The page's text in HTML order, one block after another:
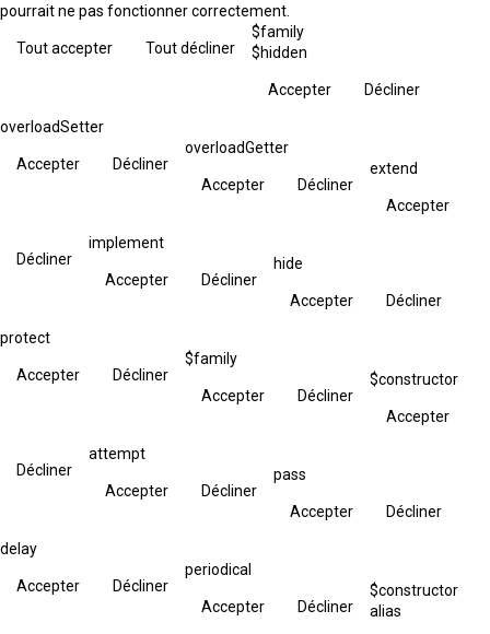
pourrait ne pas fonctionner correctement.
Tout accepter Tout décliner
$family
$hidden
Accepter Décliner
overloadSetter
Accepter Décliner
overloadGetter
Accepter Décliner
extend
Accepter
Décliner
implement
Accepter Décliner
hide
Accepter Décliner
protect
Accepter Décliner
$family
Accepter Décliner
$constructor
Accepter
Décliner
attempt
Accepter Décliner
pass
Accepter Décliner
delay
Accepter Décliner
periodical
Accepter Décliner
$constructor
alias